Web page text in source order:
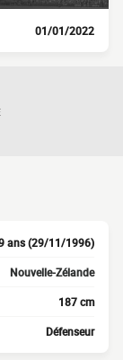
01/01/2022
ans (29/11/1996)
Nouvelle-Zélande
187 cm
Défenseur